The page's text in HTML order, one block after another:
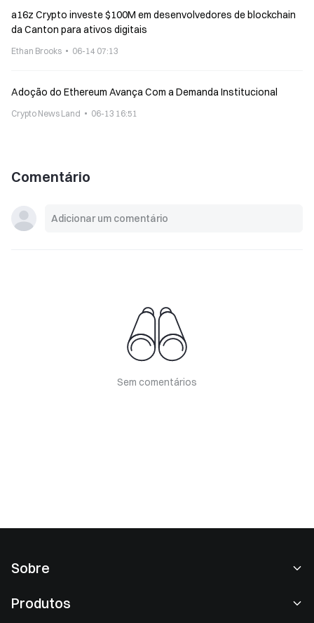
a16z Crypto investe $100M em desenvolvedores de blockchain
da Canton para ativos digitais
Ethan Brooks 06-14 07:13
Adoção do Ethereum Avança Com a Demanda Institucional
Crypto News Land 06-13 16:51
Comentário
Sem comentários
Sobre
Produtos